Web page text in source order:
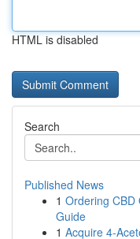
HTML is disabled
Search
Published News
1 Ordering CBD
Guide
1 Acquire 4-